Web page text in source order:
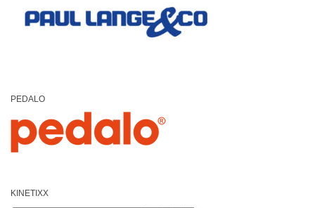
PEDALO
KINETIXX